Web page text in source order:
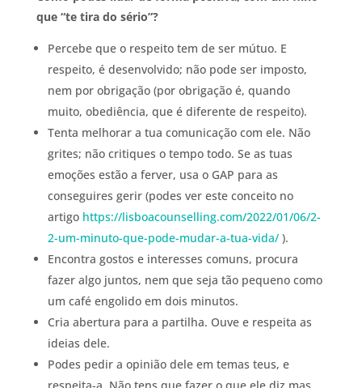
que “te tira do sério”?
Percebe que o respeito tem de ser mútuo. E
respeito, é desenvolvido; não pode ser imposto,
nem por obrigação (por obrigação é, quando
muito, obediência, que é diferente de respeito).
Tenta melhorar a tua comunicação com ele. Não
grites; não critiques o tempo todo. Se as tuas
emoções estão a ferver, usa o GAP para as
conseguires gerir (podes ver este conceito no
artigo https://lisboacounselling.com/2022/01/06/2-
2-um-minuto-que-pode-mudar-a-tua-vida/).
Encontra gostos e interesses comuns, procura
fazer algo juntos, nem que seja tão pequeno como
um café engolido em dois minutos.
Cria abertura para a partilha. Ouve e respeita as
ideias dele.
Podes pedir a opinião dele em temas teus, e